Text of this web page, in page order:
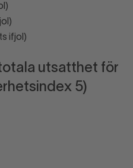
ifjol)
utsatthet för
5)